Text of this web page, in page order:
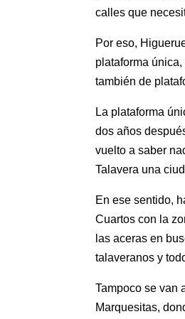
calles que
Por eso,
plataforma
también de
La plataforma
dos años
vuelto a saber
Talavera una
En ese sentido,
Cuartos con la
las aceras en
talaveranos y
Tampoco se van
Marquesitas,